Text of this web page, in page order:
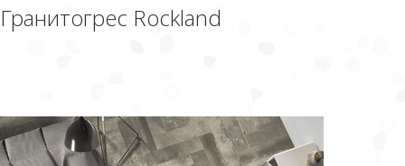
Гранитогрес Rockland